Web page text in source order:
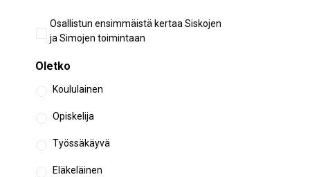
Aiempi
osallistuminen
Osallistun ensimmäistä kertaa Siskojen
ja Simojen toimintaan
Oletko
Koululainen
Opiskelija
Työssäkäyvä
Eläkeläinen